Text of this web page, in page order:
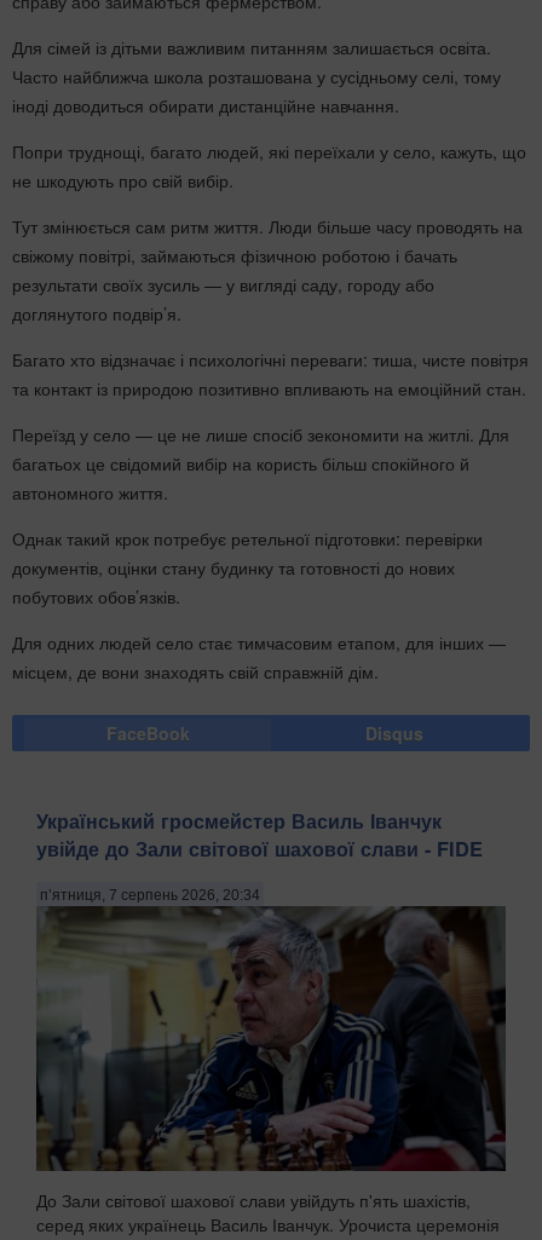
Для сімей із дітьми важливим питанням залишається освіта.
Часто найближча школа розташована у сусідньому селі, тому
іноді доводиться обирати дистанційне навчання.
Попри труднощі, багато людей, які переїхали у село, кажуть, що
не шкодують про свій вибір.
Тут змінюється сам ритм життя. Люди більше часу проводять на
свіжому повітрі, займаються фізичною роботою і бачать
результати своїх зусиль — у вигляді саду, городу або
доглянутого подвір’я.
Багато хто відзначає і психологічні переваги: тиша, чисте повітря
та контакт із природою позитивно впливають на емоційний стан.
Переїзд у село — це не лише спосіб зекономити на житлі. Для
багатьох це свідомий вибір на користь більш спокійного й
автономного життя.
Однак такий крок потребує ретельної підготовки: перевірки
документів, оцінки стану будинку та готовності до нових
побутових обов’язків.
Для одних людей село стає тимчасовим етапом, для інших —
місцем, де вони знаходять свій справжній дім.
FaceBook Disqus
Український гросмейстер Василь Іванчук
увійде до Зали світової шахової слави - FIDE
п’ятниця, 7 серпень 2026, 20:34
До Зали світової шахової слави увійдуть п'ять шахістів,
серед яких українець Василь Іванчук. Урочиста церемонія